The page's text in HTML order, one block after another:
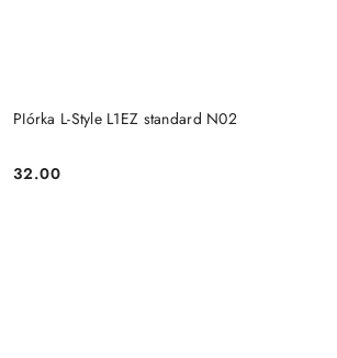
PIórka L-Style L1EZ standard N02
Cena:
32.00